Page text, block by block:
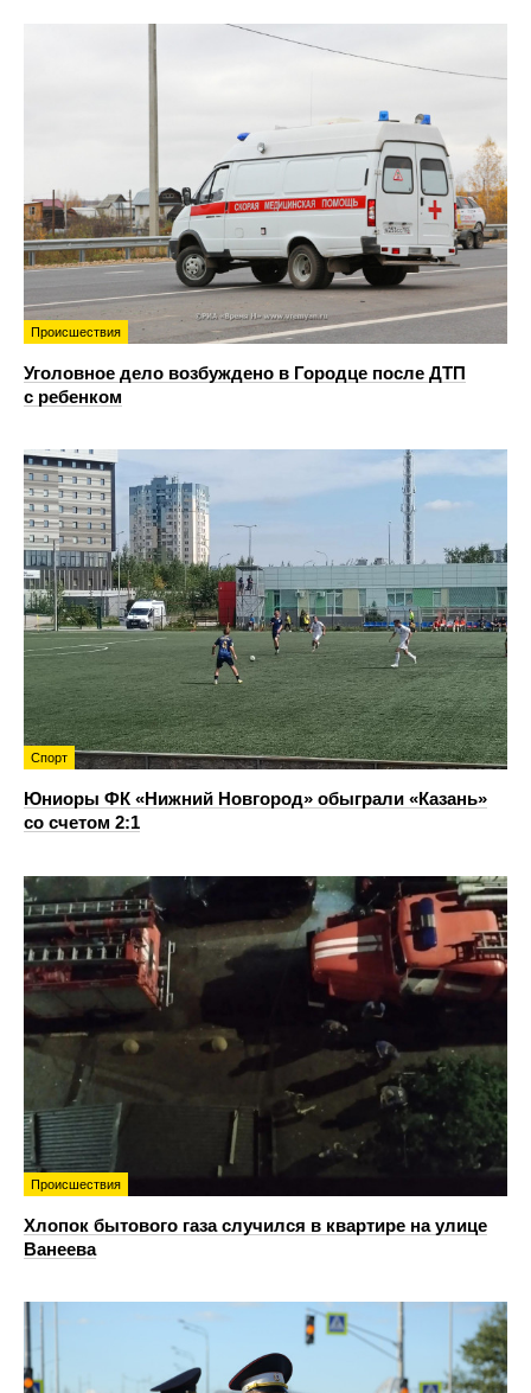
Происшествия
Уголовное дело возбуждено в Городце после ДТП
с ребенком
Спорт
Юниоры ФК «Нижний Новгород» обыграли «Казань»
со счетом 2:1
Происшествия
Хлопок бытового газа случился в квартире на улице
Ванеева